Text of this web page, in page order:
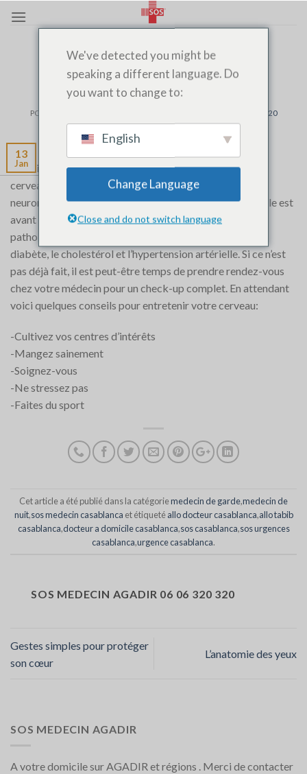
MEDECIN DE GARDE MEDECIN DE NUIT SOS MEDECIN
CASABLANCA
le vieillissement
POSTÉ LE
SOS MEDECIN AGADIR 06 06 320
13
Jan
Si le vieillissement est un processus irréversible, notre
cerveau garde toute sa vie sa faculté à fabriquer des
neurones. Encore faut-il l’entretenir, car la santé cérébrale est
avant tout une question d’exercice. De nombreuses
pathologies nuisent à la santé cérébrale. Parmi elles : le
diabète, le cholestérol et l’hypertension artérielle. Si ce n’est
pas déjà fait, il est peut-être temps de prendre rendez-vous
chez votre médecin pour un check-up complet. En attendant
voici quelques conseils pour entretenir votre cerveau:
-Cultivez vos centres d’intérêts
-Mangez sainement
-Soignez-vous
-Ne stressez pas
-Faites du sport
Cet article a été publié dans la catégoriemedecin de garde,medecin de
nuit,sos medecin casablanca et étiquetéallo docteur casablanca,allo tabib
casablanca,docteur a domicile casablanca,sos casablanca,sos urgences
casablanca,urgence casablanca.
SOS MEDECIN AGADIR 06 06 320 320
Gestes simples pour protéger
son cœur
L’anatomie des yeux
SOS MEDECIN AGADIR
A votre domicile sur AGADIR et régions . Merci de contacter
We've detected you might be
speaking a different language. Do
you want to change to:
English
Change Language
Close and do not switch language